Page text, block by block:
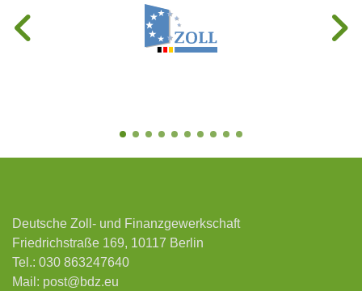
Deutsche Zoll- und Finanzgewerkschaft
Friedrichstraße 169, 10117 Berlin
Tel.: 030 863247640
Mail: post@bdz.eu